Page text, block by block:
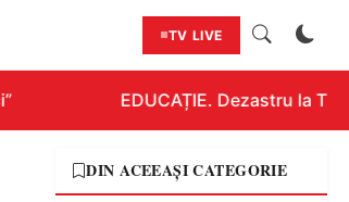
TV LIVE
EDUCAȚIE. Dezastru la
DIN ACEEAȘI CATEGORIE